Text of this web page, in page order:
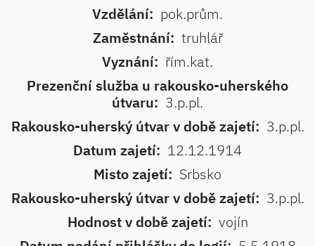
Vzdělání: pok.prům.
Zaměstnání: truhlář
Vyznání: řím.kat.
Prezenční služba u rakousko-uherského
útvaru: 3.p.pl.
Rakousko-uherský útvar v době zajetí: 3.p.pl.
Datum zajetí: 12.12.1914
Misto zajetí: Srbsko
Rakousko-uherský útvar v době zajetí: 3.p.pl.
Hodnost v době zajetí: vojín